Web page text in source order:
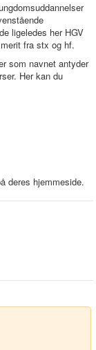
ligeledes her HGV
fra stx og hf.
som navnet antyder
Her kan du
deres hjemmeside.